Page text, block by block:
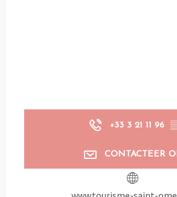
+33 3 21 11 96
CONTACTEER